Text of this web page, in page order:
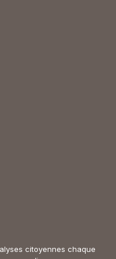
citoyennes chaque